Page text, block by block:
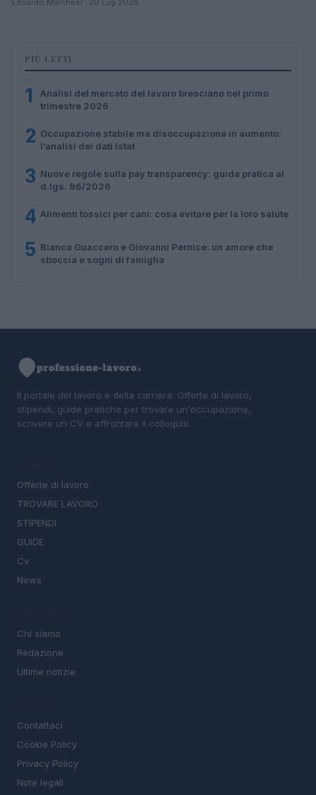
Edoardo Marchesi · 29 Lug 2026
PIÙ LETTI
1
Analisi del mercato del lavoro bresciano nel primo
trimestre 2026
2 Occupazione stabile ma disoccupazione in aumento:
l’analisi dei dati Istat
3 Nuove regole sulla pay transparency: guida pratica al
d.lgs. 96/2026
4 Alimenti tossici per cani: cosa evitare per la loro salute
5 Bianca Guaccero e Giovanni Pernice: un amore che
sboccia e sogni di famiglia
Il portale del lavoro e della carriera. Offerte di lavoro,
stipendi, guide pratiche per trovare un'occupazione,
scrivere un CV e affrontare il colloquio.
Offerte di lavoro
TROVARE LAVORO
STIPENDI
GUIDE
Cv
News
Chi siamo
Redazione
Ultime notizie
Contattaci
Cookie Policy
Privacy Policy
Note legali